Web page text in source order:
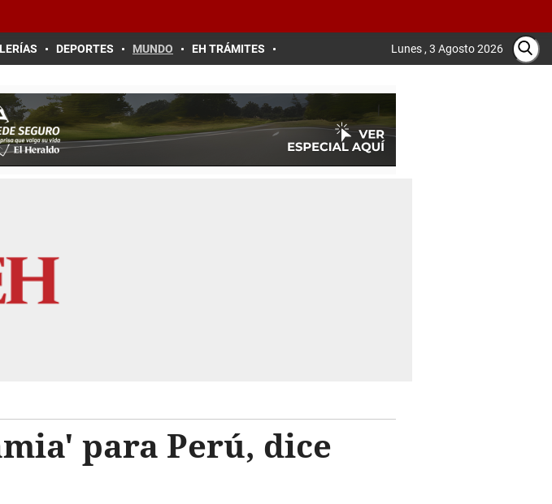
DEPORTES MUNDO EH TRÁMITES Lunes , 3 Agosto 2026
para Perú, dice